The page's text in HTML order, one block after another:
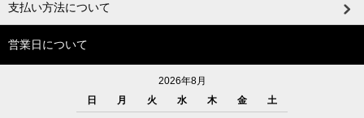
支払い方法について
営業日について
2026年8月
日
月 火 水 木 金 土